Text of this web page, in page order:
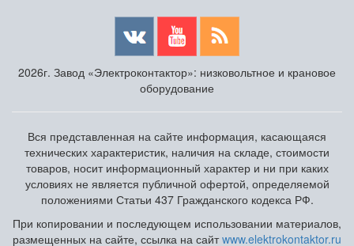
2026г. Завод «Электроконтактор»: низковольтное и крановое
оборудование
Вся представленная на сайте информация, касающаяся
технических характеристик, наличия на складе, стоимости
товаров, носит информационный характер и ни при каких
условиях не является публичной офертой, определяемой
положениями Статьи 437 Гражданского кодекса РФ.
При копировании и последующем использовании материалов,
размещенных на сайте, ссылка на сайтwww.elektrokontaktor.ru